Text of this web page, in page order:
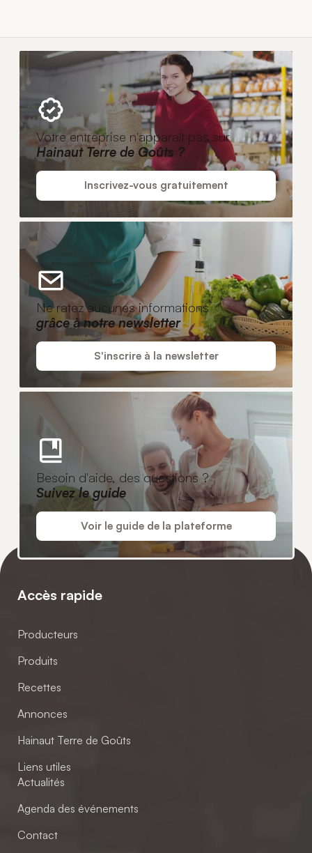
Votre entreprise n'apparaît pas sur
Hainaut Terre de Goûts ?
Inscrivez-vous gratuitement
Ne ratez aucunes informations
grâce à notre newsletter
S'inscrire à la newsletter
Besoin d'aide, des questions ?
Suivez le guide
Voir le guide de la plateforme
Accès rapide
Producteurs
Produits
Recettes
Annonces
Hainaut Terre de Goûts
Liens utiles
Actualités
Agenda des événements
Contact